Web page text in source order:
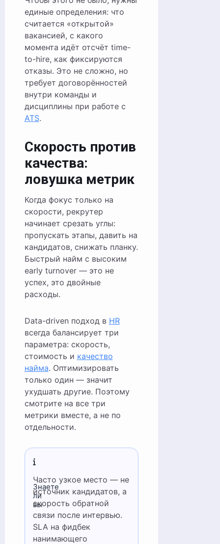
единые определения: что
считается «открытой»
вакансией, с какого
момента идёт отсчёт time-
to-hire, как фиксируются
отказы. Это не сложно, но
требует договорённостей
внутри команды и
дисциплины при работе с
ATS.
Скорость против
качества:
ловушка метрик
Когда фокус только на
скорости, рекрутер
начинает срезать углы:
пропускать этапы, давить на
кандидатов, снижать планку.
Быстрый найм с высоким
early turnover — это не
успех, это двойные
расходы.
Data-driven подход в HR
всегда балансирует три
параметра: скорость,
стоимость и качество
найма. Оптимизировать
только один — значит
ухудшать другие. Поэтому
смотрите на все три
метрики вместе, а не по
отдельности.
Знаете
ли
вы
Часто узкое место — не
источник кандидатов, а
скорость обратной
связи после интервью.
SLA на фидбек
нанимающего